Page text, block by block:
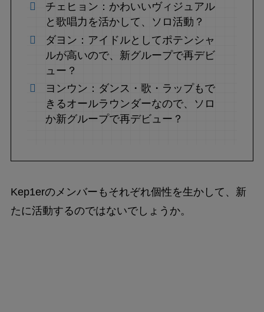
チェヒョン：かわいいヴィジュアル
と歌唱力を活かして、ソロ活動？
ダヨン：アイドルとしてポテンシャ
ルが高いので、新グループで再デビ
ュー？
ヨンウン：ダンス・歌・ラップもで
きるオールラウンダーなので、ソロ
か新グループで再デビュー？
Kep1erのメンバーもそれぞれ個性を生かして、新
たに活動するのではないでしょうか。